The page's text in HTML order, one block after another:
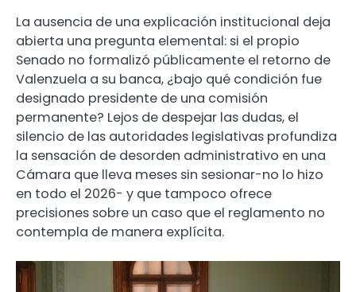
La ausencia de una explicación institucional deja
abierta una pregunta elemental: si el propio
Senado no formalizó públicamente el retorno de
Valenzuela a su banca, ¿bajo qué condición fue
designado presidente de una comisión
permanente? Lejos de despejar las dudas, el
silencio de las autoridades legislativas profundiza
la sensación de desorden administrativo en una
Cámara que lleva meses sin sesionar-no lo hizo
en todo el 2026- y que tampoco ofrece
precisiones sobre un caso que el reglamento no
contempla de manera explícita.